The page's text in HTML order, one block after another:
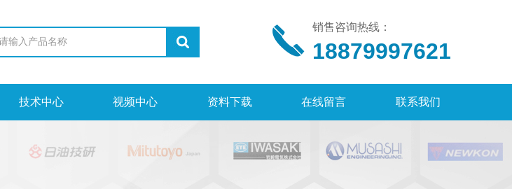
销售咨询热线：
18879997621
技术中心 视频中心 资料下载 在线留言 联系我们